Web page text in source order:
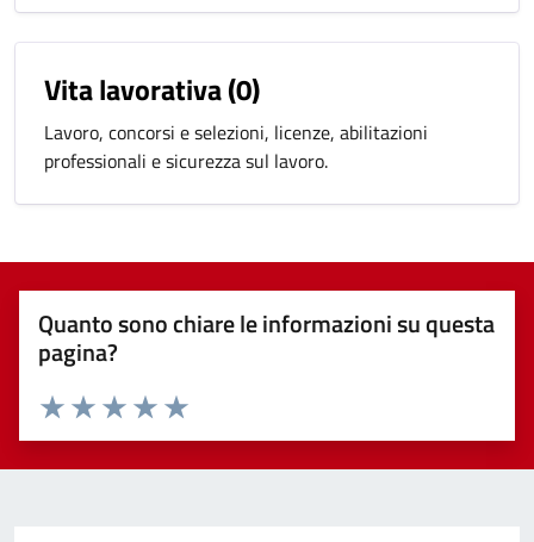
Vita lavorativa(0)
Lavoro, concorsi e selezioni, licenze, abilitazioni
professionali e sicurezza sul lavoro.
Quanto sono chiare le informazioni su questa
pagina?
Valuta 5 stelle su 5
Valuta 4 stelle su 5
Valuta 3 stelle su 5
Valuta 2 stelle su 5
Valuta 1 stelle su 5